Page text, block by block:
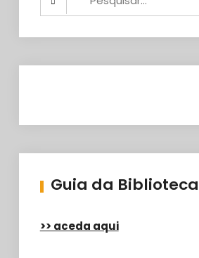
Guia da Biblioteca
>> aceda aqui